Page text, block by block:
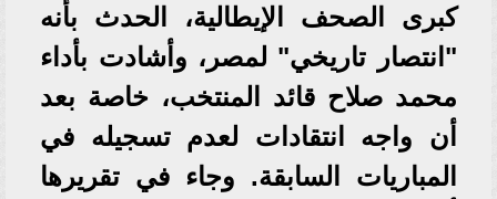
كبرى الصحف الإيطالية، الحدث بأنه
"انتصار تاريخي" لمصر، وأشادت بأداء
محمد صلاح قائد المنتخب، خاصة بعد
أن واجه انتقادات لعدم تسجيله في
المباريات السابقة. وجاء في تقريرها